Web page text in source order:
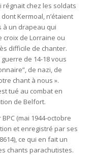
régnait chez les soldats
Kermoal, n’étaient
à un drapeau qui
croix de Lorraine ou
difficile de chanter.
de 14-18 vous
de nazi, de
chant à nous ».
tué au combat en
de Belfort.
(mai 1944-octobre
et enregistré par ses
ce qui en fait un
chants parachutistes.